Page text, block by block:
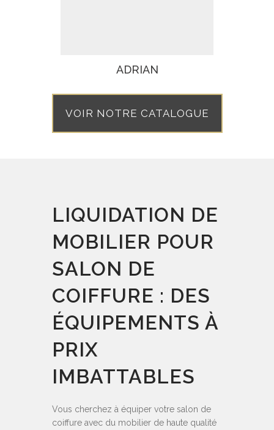
ADRIAN
VOIR NOTRE CATALOGUE
LIQUIDATION DE
MOBILIER POUR
SALON DE
COIFFURE : DES
ÉQUIPEMENTS À
PRIX
IMBATTABLES
Vous cherchez à équiper votre salon de
coiffure avec du mobilier de haute qualité